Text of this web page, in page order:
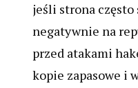
jeśli strona często
negatywnie na
przed atakami
kopie zapasowe i